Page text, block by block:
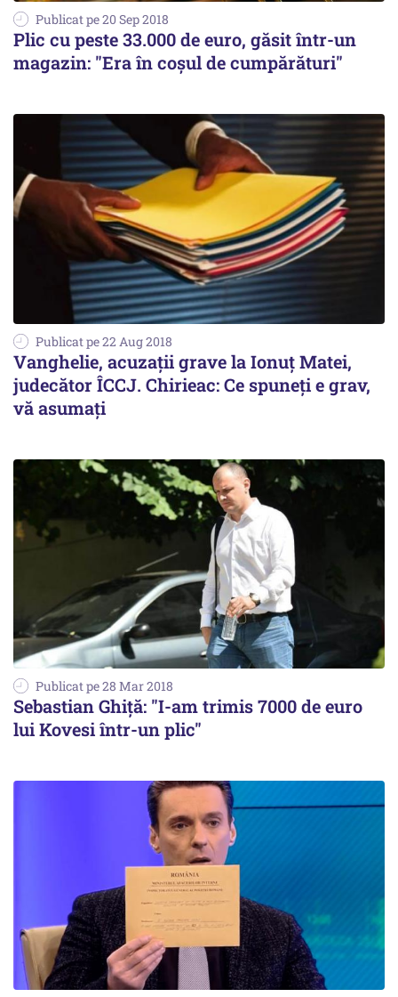
Publicat pe 20 Sep 2018
Plic cu peste 33.000 de euro, găsit într-un
magazin: "Era în coşul de cumpărături"
Publicat pe 22 Aug 2018
Vanghelie, acuzații grave la Ionuț Matei,
judecător ÎCCJ. Chirieac: Ce spuneți e grav,
vă asumați
Publicat pe 28 Mar 2018
Sebastian Ghiță: "I-am trimis 7000 de euro
lui Kovesi într-un plic"